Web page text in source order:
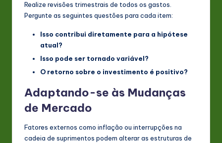
Realize revisões trimestrais de todos os gastos.
Pergunte as seguintes questões para cada item:
Isso contribui diretamente para a hipótese
atual?
Isso pode ser tornado variável?
O retorno sobre o investimento é positivo?
Adaptando-se às Mudanças
de Mercado
Fatores externos como inflação ou interrupções na
cadeia de suprimentos podem alterar as estruturas de